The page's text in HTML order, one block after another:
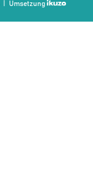
Umsetzung